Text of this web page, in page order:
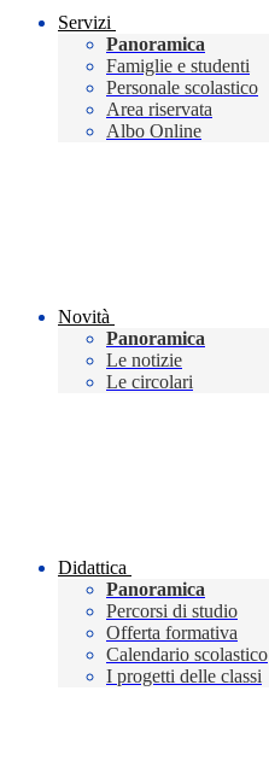
Servizi
Panoramica
Famiglie e studenti
Personale scolastico
Area riservata
Albo Online
Novità
Panoramica
Le notizie
Le circolari
Didattica
Panoramica
Percorsi di studio
Offerta formativa
Calendario scolastico
I progetti delle classi